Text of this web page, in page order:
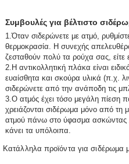
Συμβουλές για βέλτιστο
1.Όταν σιδερώνετε με ατμό,
θερμοκρασία. Η συνεχής
ζεσταθούν πολύ τα ρούχα σας, είτε
2.Η αντικολλητική πλάκα είναι
ευαίσθητα και σκούρα υλικά (π.χ.
σιδερώνετε από την ανάποδη τις
3.Ο ατμός έχει τόσο μεγάλη πίεση
χρειάζονται σιδέρωμα μόνο από τη
ατμού πάνω στο ύφασμα ασκώντας
κάνει τα υπόλοιπα.
Κατάλληλα προϊόντα για σιδέρωμα